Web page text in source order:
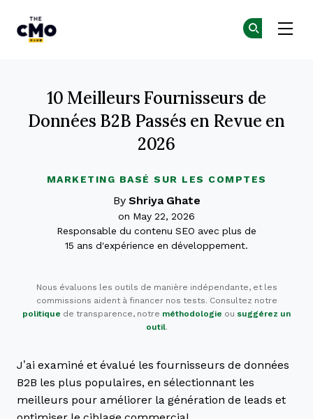
MARKETING BASÉ SUR LES COMPTES
10 Meilleurs Fournisseurs de
Données B2B Passés en Revue en
2026
By Shriya Ghate
on May 22, 2026
Responsable du contenu SEO avec plus de
15 ans d'expérience en développement.
Nous évaluons les outils de manière indépendante, et les
commissions aident à financer nos tests. Consultez notre
politique de transparence, notre méthodologie ou suggérez un
outil.
J’ai examiné et évalué les fournisseurs de données
B2B les plus populaires, en sélectionnant les
meilleurs pour améliorer la génération de leads et